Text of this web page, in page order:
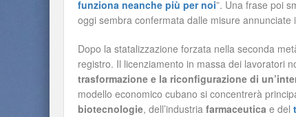
funziona neanche più per noi”. Una frase poi
oggi sembra confermata dalle misure
Dopo la statalizzazione forzata nella seconda
registro. Il licenziamento in massa dei lavoratori
trasformazione e la riconfigurazione di
modello economico cubano si concentrerà
biotecnologie, dell’industria farmaceutica e del